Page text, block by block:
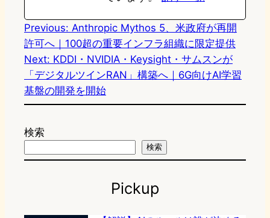
Previous: Anthropic Mythos 5、米政府が再開
許可へ｜100超の重要インフラ組織に限定提供
Next: KDDI・NVIDIA・Keysight・サムスンが
「デジタルツインRAN」構築へ｜6G向けAI学習
基盤の開発を開始
検索
検索
Pickup